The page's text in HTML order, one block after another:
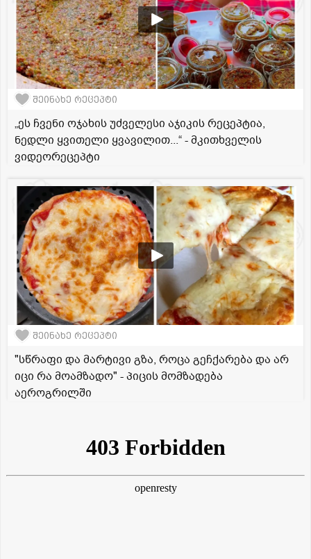
შეინახე რეცეპტი
„ეს ჩვენი ოჯახის უძველესი აჯიკის რეცეპტია,
ნედლი ყვითელი ყვავილით...“ - მკითხველის
ვიდეორეცეპტი
შეინახე რეცეპტი
"სწრაფი და მარტივი გზა, როცა გეჩქარება და არ
იცი რა მოამზადო" - პიცის მომზადება
აეროგრილში